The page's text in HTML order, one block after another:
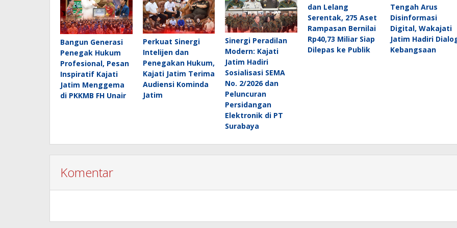
Bangun Generasi
Penegak Hukum
Profesional, Pesan
Inspiratif Kajati
Jatim Menggema
di PKKMB FH Unair
Perkuat Sinergi
Intelijen dan
Penegakan Hukum,
Kajati Jatim Terima
Audiensi Kominda
Jatim
Sinergi Peradilan
Modern: Kajati
Jatim Hadiri
Sosialisasi SEMA
No. 2/2026 dan
Peluncuran
Persidangan
Elektronik di PT
Surabaya
dan Lelang
Serentak, 275 Aset
Rampasan Bernilai
Rp40,73 Miliar Siap
Dilepas ke Publik
Tengah Arus
Disinformasi
Digital, Wakajati
Jatim Hadiri
Kebangsaan
Komentar